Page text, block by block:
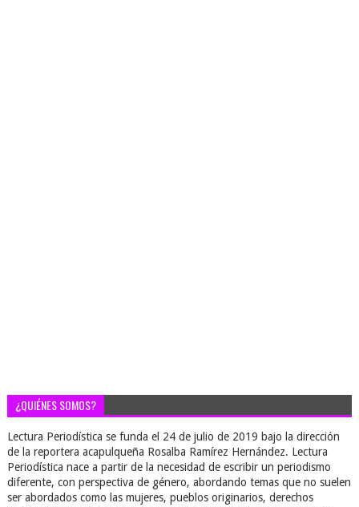
¿QUIÉNES SOMOS?
Lectura Periodística se funda el 24 de julio de 2019 bajo la dirección
de la reportera acapulqueña Rosalba Ramírez Hernández. Lectura
Periodística nace a partir de la necesidad de escribir un periodismo
diferente, con perspectiva de género, abordando temas que no suelen
ser abordados como las mujeres, pueblos originarios, derechos